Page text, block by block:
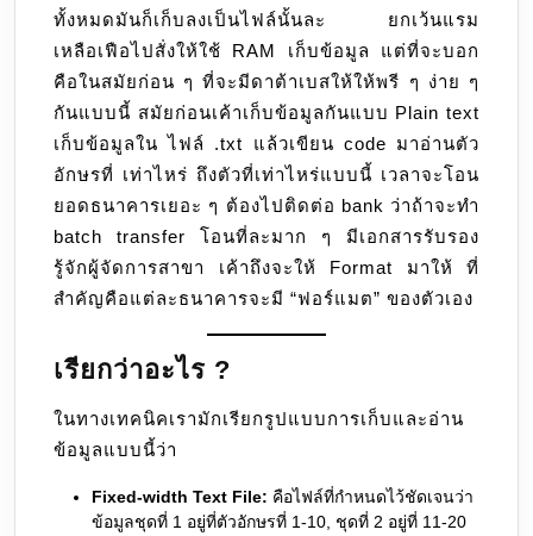
ไฟล์
เยอะ
โชค
ดี
ของ
สมัย
นี้
ทั้งหมดมันก็เก็บลงเป็นไฟล์นั้นละ ยกเว้นแรม
เหลือเฟือไปสั่งให้ใช้ RAM เก็บข้อมูล แต่ที่จะบอก
คือในสมัยก่อน ๆ ที่จะมีดาต้าเบสให้ให้พรี ๆ ง่าย ๆ
กันแบบนี้ สมัยก่อนเค้าเก็บข้อมูลกันแบบ Plain text
เก็บข้อมูลใน ไฟล์ .txt แล้วเขียน code มาอ่านตัว
อักษรที่ เท่าไหร่ ถึงตัวที่เท่าไหร่แบบนี้ เวลาจะโอน
ยอดธนาคารเยอะ ๆ ต้องไปติดต่อ bank ว่าถ้าจะทำ
batch transfer โอนที่ละมาก ๆ มีเอกสารรับรอง
รู้จักผู้จัดการสาขา เค้าถึงจะให้ Format มาให้ ที่
สำคัญคือแต่ละธนาคารจะมี “ฟอร์แมต” ของตัวเอง
เรียกว่าอะไร ?
ในทางเทคนิคเรามักเรียกรูปแบบการเก็บและอ่าน
ข้อมูลแบบนี้ว่า
Fixed-width Text File: คือไฟล์ที่กำหนดไว้ชัดเจนว่า
ข้อมูลชุดที่ 1 อยู่ที่ตัวอักษรที่ 1-10, ชุดที่ 2 อยู่ที่ 11-20